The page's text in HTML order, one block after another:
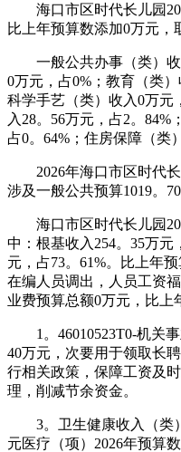
海口市区时代长儿园
比上年预算数添加0万元，
一般公共办事（类）收
0万元，占0%；教育（类）
科学手艺（类）收入0万元
入28。56万元，占2。84%
占0。64%；住房保障（类
2026年海口市区时代长
涉及一般公共预算1019。
海口市区时代长儿园
中：根基收入254。35万元
元，占73。61%。比上年
在编人员调出，人员工资
业费预算总额0万元，比上
1。46010523T0-机关事
40万元，次要用于领取长
行相关政策，保障工资及
理，削减节余资金。
3。卫生健康收入（类
元医疗（项）2026年预算